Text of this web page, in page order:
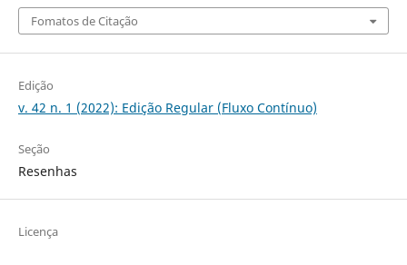
Fomatos de Citação
Edição
v. 42 n. 1 (2022): Edição Regular (Fluxo Contínuo)
Seção
Resenhas
Licença